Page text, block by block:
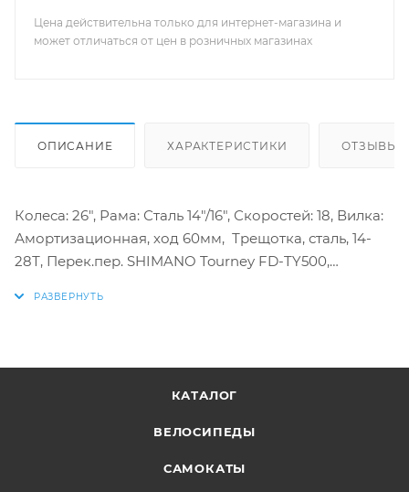
Цена действительна только для интернет-магазина и
может отличаться от цен в розничных магазинах
ОПИСАНИЕ ХАРАКТЕРИСТИКИ ОТЗЫВЫ
Колеса: 26", Рама: Сталь 14"/16", Скоростей: 18, Вилка:
Амортизационная, ход 60мм, Трещотка, сталь, 14-
28Т, Перек.пер. SHIMANO Tourney FD-TY500,
КАТАЛОГ
ВЕЛОСИПЕДЫ
САМОКАТЫ